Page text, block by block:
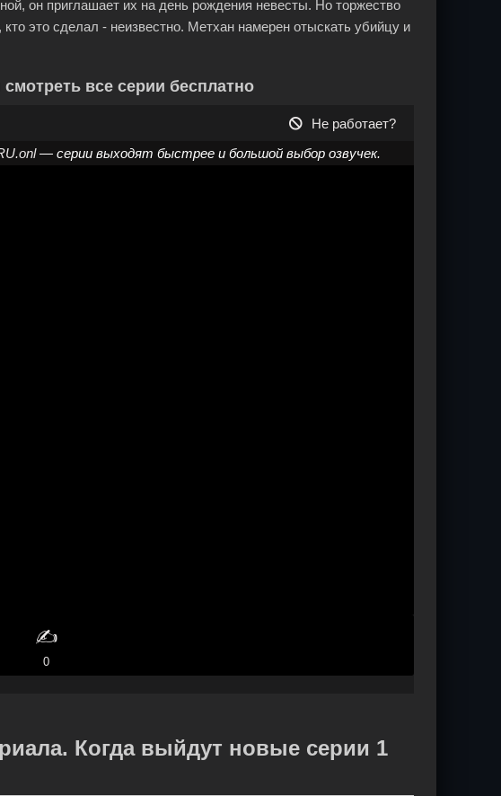
он приглашает их на день рождения невесты. Но торжество
это сделал - неизвестно. Метхан намерен отыскать убийцу и
все серии бесплатно
Не работает?
— серии выходят быстрее и большой выбор озвучек.
✍️
0
Когда выйдут новые серии 1